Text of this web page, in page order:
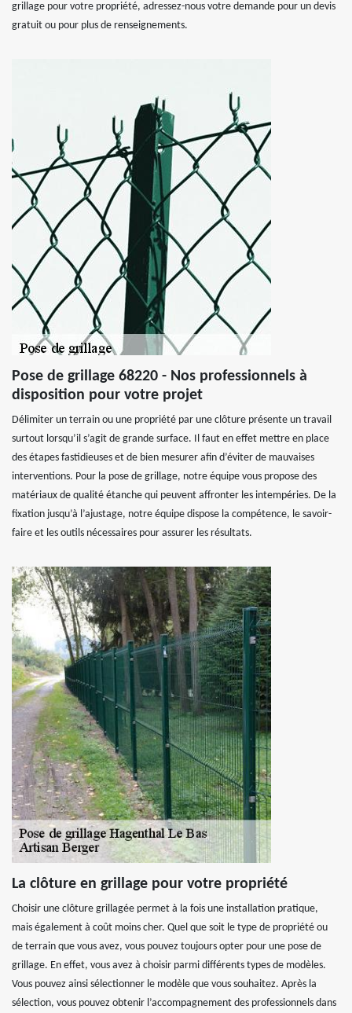
grillage pour votre propriété, adressez-nous votre demande pour un devis
gratuit ou pour plus de renseignements.
Pose de grillage 68220 - Nos professionnels à
disposition pour votre projet
Délimiter un terrain ou une propriété par une clôture présente un travail
surtout lorsqu’il s’agit de grande surface. Il faut en effet mettre en place
des étapes fastidieuses et de bien mesurer afin d’éviter de mauvaises
interventions. Pour la pose de grillage, notre équipe vous propose des
matériaux de qualité étanche qui peuvent affronter les intempéries. De la
fixation jusqu’à l’ajustage, notre équipe dispose la compétence, le savoir-
faire et les outils nécessaires pour assurer les résultats.
La clôture en grillage pour votre propriété
Choisir une clôture grillagée permet à la fois une installation pratique,
mais également à coût moins cher. Quel que soit le type de propriété ou
de terrain que vous avez, vous pouvez toujours opter pour une pose de
grillage. En effet, vous avez à choisir parmi différents types de modèles.
Vous pouvez ainsi sélectionner le modèle que vous souhaitez. Après la
sélection, vous pouvez obtenir l’accompagnement des professionnels dans